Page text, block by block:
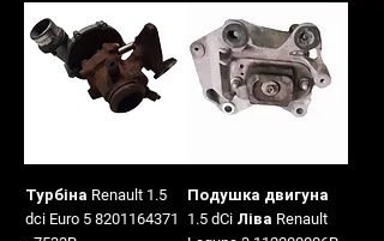
Турбіна Renault 1.5
dci Euro 5 8201164371
Подушка двигуна
1.5 dCi Ліва Renault